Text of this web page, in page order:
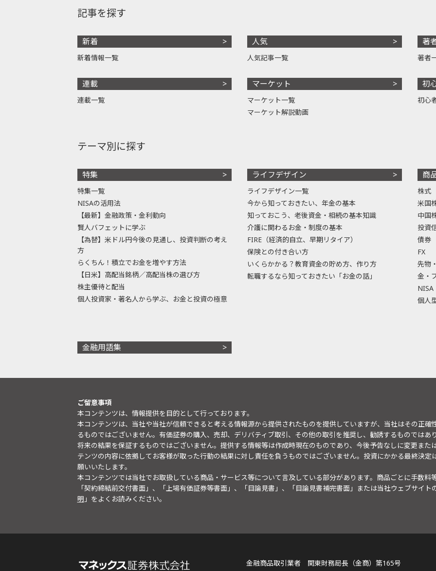
記事を探す
新着
新着情報一覧
連載
連載一覧
人気
人気記事一覧
マーケット
マーケット一覧
マーケット解説動画
著
著者
初
初心
テーマ別に探す
特集
特集一覧
NISAの活用法
【最新】金融政策・金利動向
賢人バフェットに学ぶ
【為替】米ドル円今後の見通し、投資判断の考え
方
らくちん！積立でお金を増やす方法
【日米】高配当銘柄／高配当株の選び方
株主優待と配当
個人投資家・著名人から学ぶ、お金と投資の極意
ライフデザイン
ライフデザイン一覧
今から知っておきたい、年金の基本
知っておこう、老後資金・相続の基本知識
介護に関わるお金・制度の基本
FIRE（経済的自立、早期リタイア）
保険との付き合い方
いくらかかる？教育資金の貯め方、作り方
転職するなら知っておきたい「お金の話」
商
株式
米国
中国
投資
債券
FX
先物
金・
NISA
個人
金融用語集
ご留意事項
本コンテンツは、情報提供を目的として行っております。
本コンテンツは、当社や当社が信頼できると考える情報源から提供されたものを提供していますが、当社はその正
るものではございません。有価証券の購入、売却、デリバティブ取引、その他の取引を推奨し、勧誘するものではあ
将来の結果を保証するものではございません。提供する情報等は作成時現在のものであり、今後予告なしに変更また
テンツの内容に依拠してお客様が取った行動の結果に対し責任を負うものではございません。投資にかかる最終決
願いいたします。
本コンテンツでは当社でお取扱している商品・サービス等について言及している部分があります。商品ごとに手数料
「契約締結前交付書面」、「上場有価証券等書面」、「目論見書」、「目論見書補完書面」または当社ウェブサイト
明 」をよくお読みください。
金融商品取引業者 関東財務局長（金商）第165号